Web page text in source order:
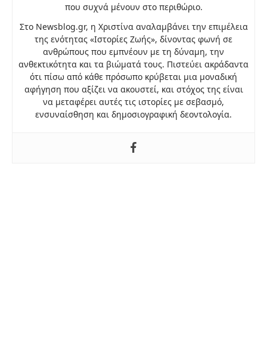
που συχνά μένουν στο περιθώριο.
Στο Newsblog.gr, η Χριστίνα αναλαμβάνει την επιμέλεια
της ενότητας «Ιστορίες Ζωής», δίνοντας φωνή σε
ανθρώπους που εμπνέουν με τη δύναμη, την
ανθεκτικότητα και τα βιώματά τους. Πιστεύει ακράδαντα
ότι πίσω από κάθε πρόσωπο κρύβεται μια μοναδική
αφήγηση που αξίζει να ακουστεί, και στόχος της είναι
να μεταφέρει αυτές τις ιστορίες με σεβασμό,
ενσυναίσθηση και δημοσιογραφική δεοντολογία.